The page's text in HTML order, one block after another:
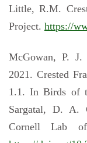
Little, R.M.
Project. https://
McGowan, P.
2021. Crested
1.1. In Birds of
Sargatal, D. A.
Cornell Lab